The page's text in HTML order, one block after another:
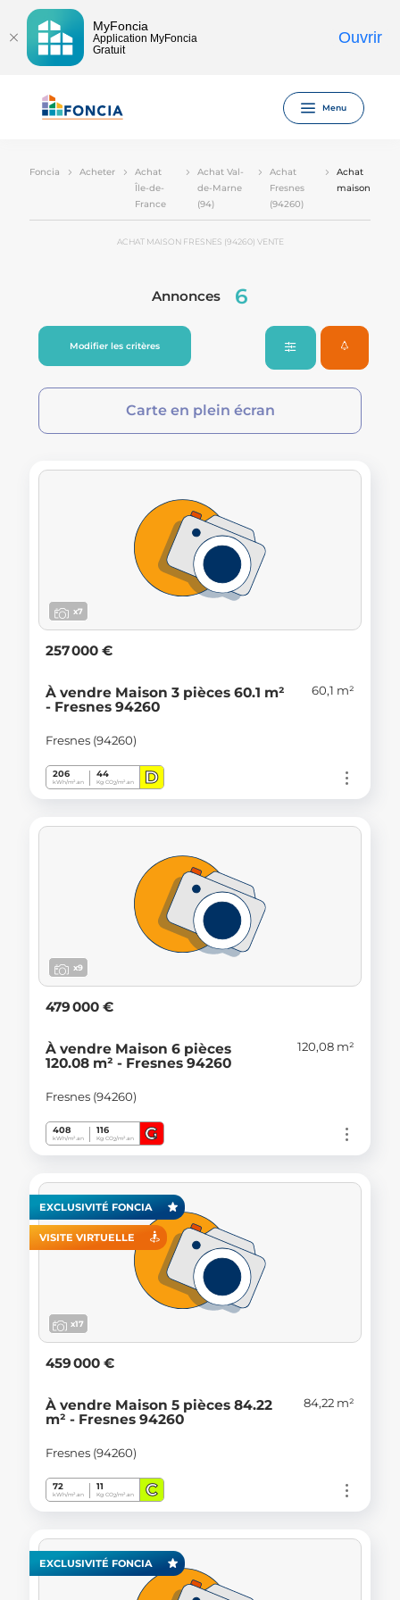
MyFoncia
Application MyFoncia
Gratuit
Ouvrir
Menu
Foncia Acheter
Achat
Île-de-
France
Achat Val-
de-Marne
(94)
Achat
Fresnes
(94260)
Achat
maison
ACHAT MAISON FRESNES (94260) VENTE
Annonces 6
Modifier les critères
Carte en plein écran
x7
257 000 €
À vendre Maison 3 pièces 60.1 m²
- Fresnes 94260
60,1 m²
Fresnes (94260)
206
kWh/m².an
44
Kg CO2/m².an D
x9
479 000 €
À vendre Maison 6 pièces
120.08 m² - Fresnes 94260
120,08 m²
Fresnes (94260)
408
kWh/m².an
116
Kg CO2/m².an G
EXCLUSIVITÉ FONCIA
VISITE VIRTUELLE
x17
459 000 €
À vendre Maison 5 pièces 84.22
m² - Fresnes 94260
84,22 m²
Fresnes (94260)
72
kWh/m².an
11
Kg CO2/m².an C
EXCLUSIVITÉ FONCIA